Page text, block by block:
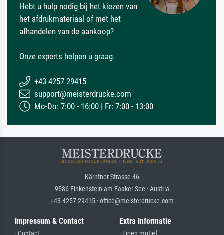
Hebt u hulp nodig bij het kiezen van
het afdrukmateriaal of met het
afhandelen van de aankoop?
Onze experts helpen u graag.
+43 4257 29415
support@meisterdrucke.com
Mo-Do: 7:00 - 16:00 | Fr: 7:00 - 13:00
Kärntner Strasse 46
9586 Finkenstein am Faaker See · Austria
+43 4257 29415 · office@meisterdrucke.com
Impressum & Contact Extra Informatie